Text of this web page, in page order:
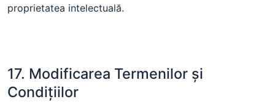
proprietatea intelectuală.
17. Modificarea Termenilor și
Condițiilor